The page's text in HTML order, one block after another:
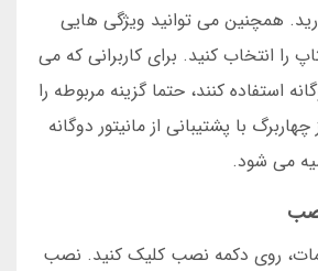
همچنین می توانید ویژگی هایی
را انتخاب کنید. برای کاربرانی که می
استفاده کنند، حتما گزینه مربوطه را
با پشتیبانی از مانیتور دوگانه
می شود.
روی دکمه نصب کلیک کنید. نصب